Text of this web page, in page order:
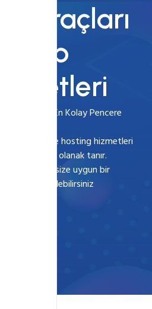
Araçları
Web
Paketleri
Açılan En Kolay Pencere
için domain ve hosting hizmetleri
olanak tanır.
size uygun bir
aktif edebilirsiniz